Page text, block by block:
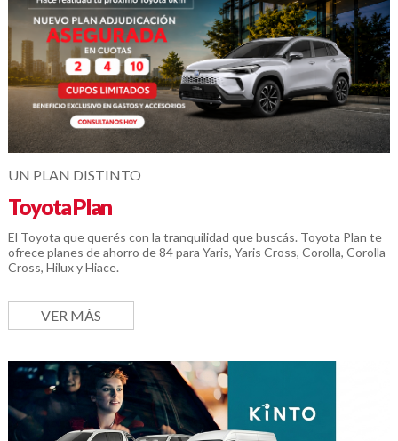
UN PLAN DISTINTO
Toyota Plan
El Toyota que querés con la tranquilidad que buscás. Toyota Plan te
ofrece planes de ahorro de 84 para Yaris, Yaris Cross, Corolla, Corolla
Cross, Hilux y Hiace.
VER MÁS